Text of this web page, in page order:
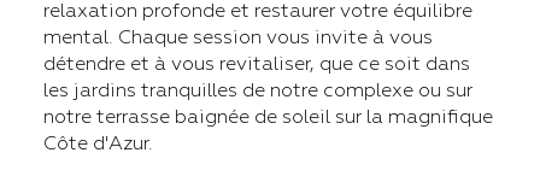
relaxation profonde et restaurer votre équilibre
mental. Chaque session vous invite à vous
détendre et à vous revitaliser, que ce soit dans
les jardins tranquilles de notre complexe ou sur
notre terrasse baignée de soleil sur la magnifique
Côte d'Azur.